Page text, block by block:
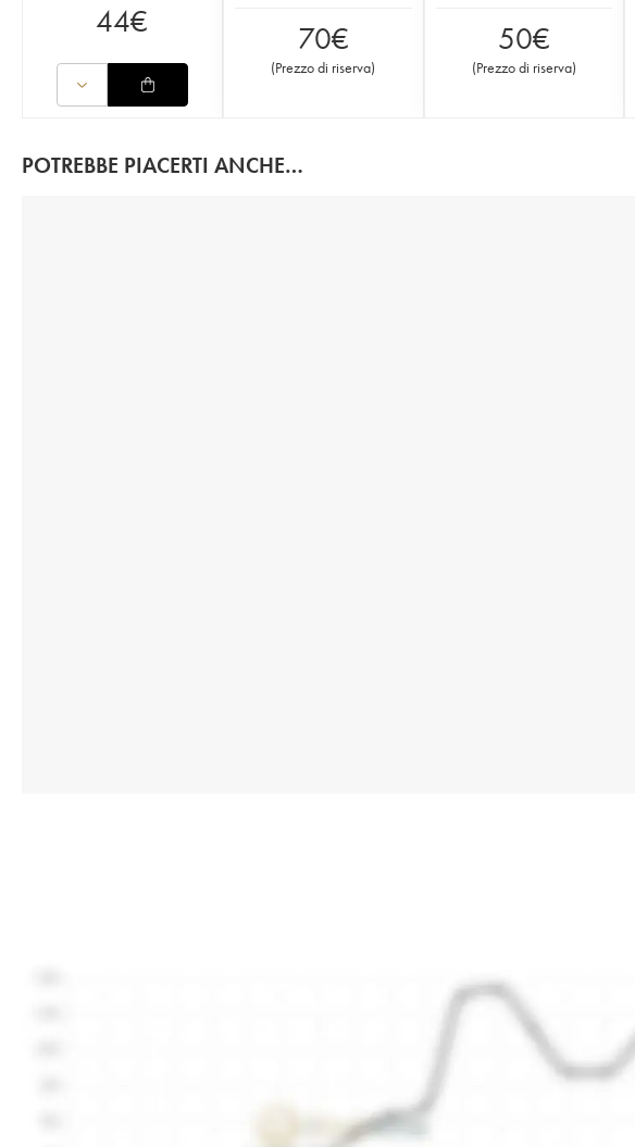
44€ 70€
(Prezzo di riserva)
50€
(Prezzo di riserva)
POTREBBE PIACERTI ANCHE…